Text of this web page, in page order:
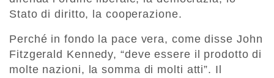
Stato di diritto, la cooperazione.
Perché in fondo la pace vera, come disse John
Fitzgerald Kennedy, “deve essere il prodotto di
molte nazioni, la somma di molti atti”. Il